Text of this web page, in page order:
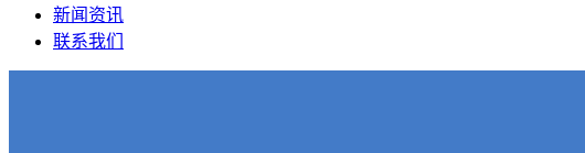
新闻资讯
联系我们